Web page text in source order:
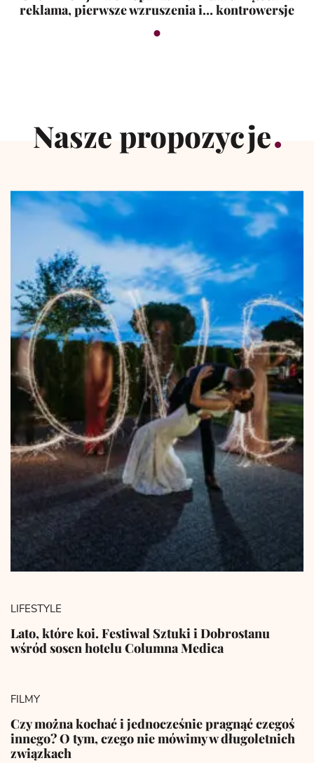
reklama, pierwsze wzruszenia i… kontrowersje
Nasze propozycje
LIFESTYLE
Lato, które koi. Festiwal Sztuki i Dobrostanu
wśród sosen hotelu Columna Medica
FILMY
Czy można kochać i jednocześnie pragnąć czegoś
innego? O tym, czego nie mówimy w długoletnich
związkach